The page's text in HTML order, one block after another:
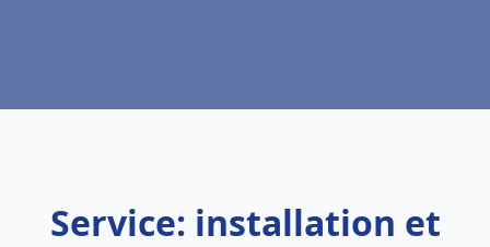
Service: installation et